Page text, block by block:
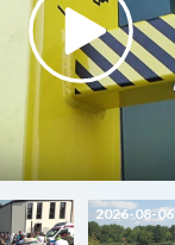
2026-08-06